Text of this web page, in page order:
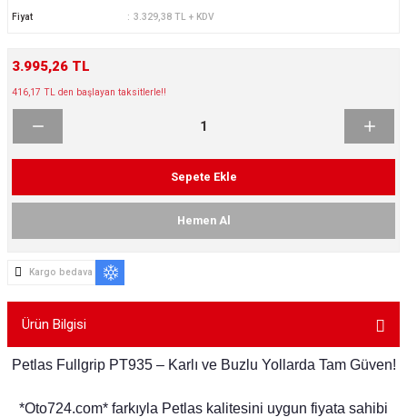
Lastikleri
Çelik Jantlar
Jant
Fiyat 3.329,38 TL + KDV
3.995,26 TL
416,17 TL den başlayan taksitlerle!!
Sepete Ekle
Hemen Al
Kargo bedava
Ürün Bilgisi
Petlas Fullgrip PT935 – Karlı ve Buzlu Yollarda Tam Güven!
*Oto724.com* farkıyla Petlas kalitesini uygun fiyata sahibi